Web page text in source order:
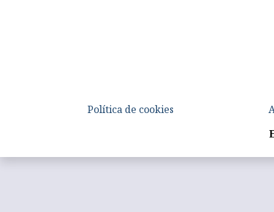
Política de cookies